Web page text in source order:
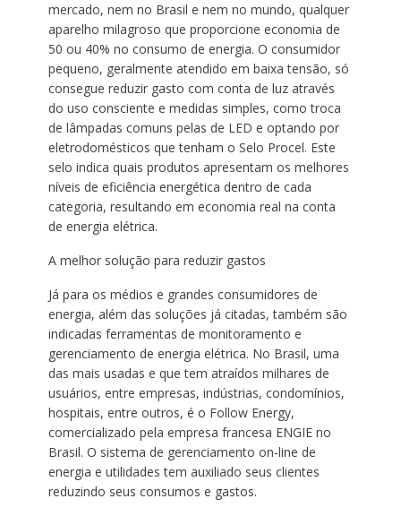
mercado, nem no Brasil e nem no mundo, qualquer
aparelho milagroso que proporcione economia de
50 ou 40% no consumo de energia. O consumidor
pequeno, geralmente atendido em baixa tensão, só
consegue reduzir gasto com conta de luz através
do uso consciente e medidas simples, como troca
de lâmpadas comuns pelas de LED e optando por
eletrodomésticos que tenham o Selo Procel. Este
selo indica quais produtos apresentam os melhores
níveis de eficiência energética dentro de cada
categoria, resultando em economia real na conta
de energia elétrica.
A melhor solução para reduzir gastos
Já para os médios e grandes consumidores de
energia, além das soluções já citadas, também são
indicadas ferramentas de monitoramento e
gerenciamento de energia elétrica. No Brasil, uma
das mais usadas e que tem atraídos milhares de
usuários, entre empresas, indústrias, condomínios,
hospitais, entre outros, é o Follow Energy,
comercializado pela empresa francesa ENGIE no
Brasil. O sistema de gerenciamento on-line de
energia e utilidades tem auxiliado seus clientes
reduzindo seus consumos e gastos.